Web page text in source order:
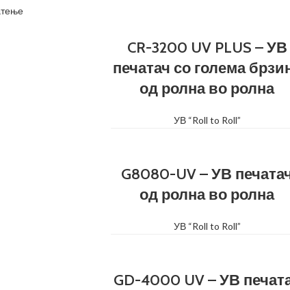
CR-3200 UV PLUS – УВ
печатач со голема
од ролна во ролна
УВ “Roll to Roll”
G8080-UV – УВ
од ролна во ролна
УВ “Roll to Roll”
GD-4000 UV – УВ